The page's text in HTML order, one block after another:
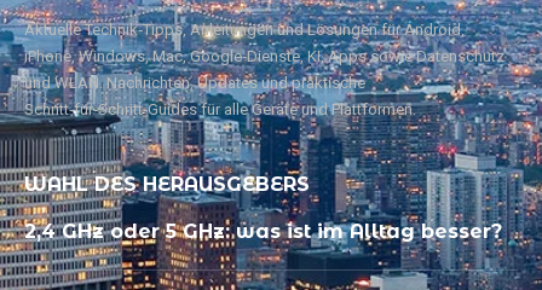
Aktuelle Technik‑Tipps, Anleitungen und Lösungen für Android,
iPhone, Windows, Mac, Google‑Dienste, KI, Apps sowie Datenschutz
und WLAN. Nachrichten, Updates und praktische
Schritt‑für‑Schritt‑Guides für alle Geräte und Plattformen.
WAHL DES HERAUSGEBERS
2,4 GHz oder 5 GHz: was ist im Alltag besser?